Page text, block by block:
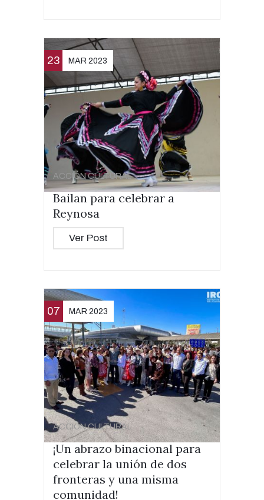
23 MAR 2023
ACCIÓN CULTURAL
Bailan para celebrar a
Reynosa
Ver Post
07 MAR 2023
ACCIÓN CULTURAL
¡Un abrazo binacional para
celebrar la unión de dos
fronteras y una misma
comunidad!